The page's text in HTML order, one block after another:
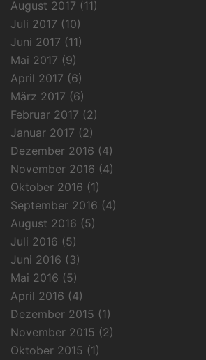
August 2017 (11)
Juli 2017 (10)
Juni 2017 (11)
Mai 2017 (9)
April 2017 (6)
März 2017 (6)
Februar 2017 (2)
Januar 2017 (2)
Dezember 2016 (4)
November 2016 (4)
Oktober 2016 (1)
September 2016 (4)
August 2016 (5)
Juli 2016 (5)
Juni 2016 (3)
Mai 2016 (5)
April 2016 (4)
Dezember 2015 (1)
November 2015 (2)
Oktober 2015 (1)